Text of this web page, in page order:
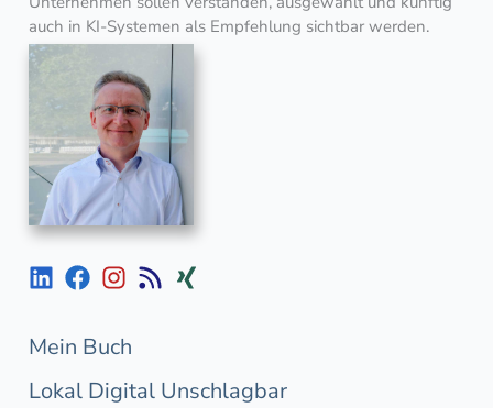
auch in KI-Systemen als Empfehlung sichtbar werden.
Mein Buch
Lokal Digital Unschlagbar